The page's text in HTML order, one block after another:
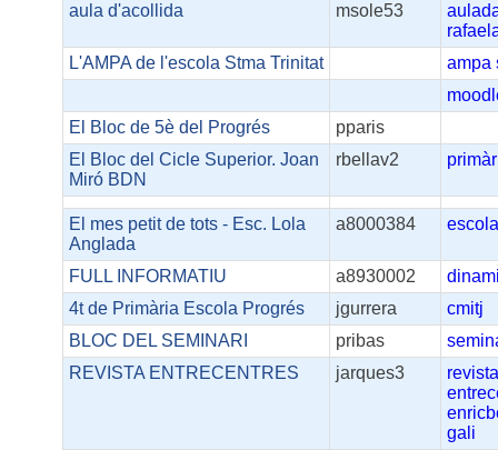
aula d'acollida
msole53
L'AMPA de l'escola Stma Trinitat
ampa
El Bloc de 5è del Progrés
pparis
El Bloc del Cicle Superior. Joan
Miró BDN
rbellav2
El mes petit de tots - Esc. Lola
Anglada
a8000384
FULL INFORMATIU a8930002
4t de Primària Escola Progrés
jgurrera
cmitj
BLOC DEL SEMINARI
pribas
REVISTA ENTRECENTRES
jarques3
gali